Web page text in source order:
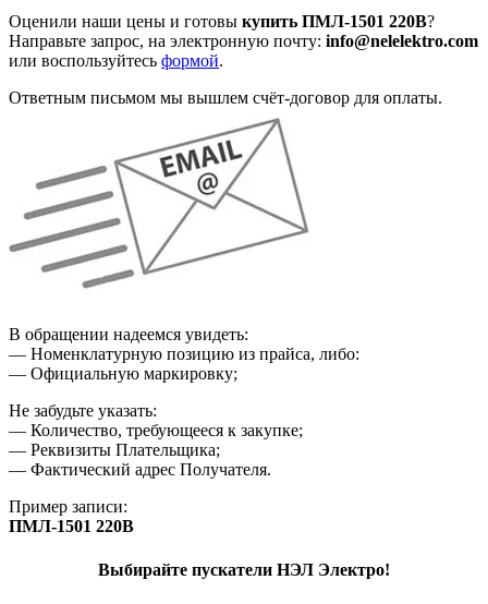
Оценили наши цены и готовы купить ПМЛ-1501 220В?
Направьте запрос, на электронную почту: info@nelelektro.com
или воспользуйтесь формой.
Ответным письмом мы вышлем счёт-договор для оплаты.
В обращении надеемся увидеть:
— Номенклатурную позицию из прайса, либо:
— Официальную маркировку;
Не забудьте указать:
— Количество, требующееся к закупке;
— Реквизиты Плательщика;
— Фактический адрес Получателя.
Пример записи:
ПМЛ-1501 220В
Выбирайте пускатели НЭЛ Электро!